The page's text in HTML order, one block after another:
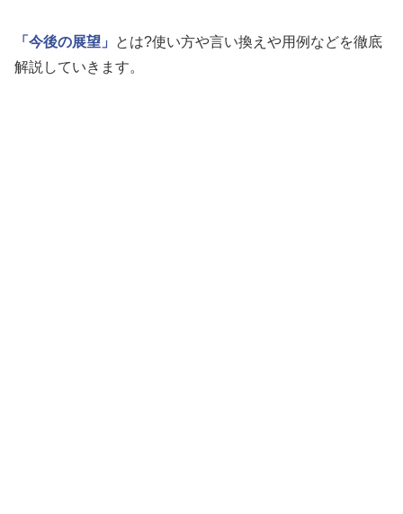
「今後の展望」
とは?使い方や言い換えや用例などを徹底
解説していきます。